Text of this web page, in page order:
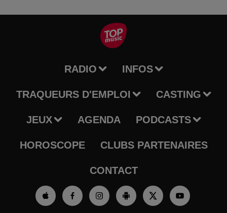
RADIO INFOS
TRAQUEURS D'EMPLOI CASTING
JEUX AGENDA PODCASTS
HOROSCOPE CLUBS PARTENAIRES
CONTACT